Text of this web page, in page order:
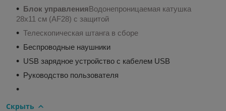
Блок управленияВодонепроницаемая катушка
28х11 см (AF28) с защитой
Телескопическая штанга в сборе
Беспроводные наушники
USB зарядное устройство с кабелем USB
Руководство пользователя
Скрыть